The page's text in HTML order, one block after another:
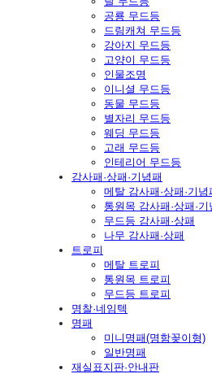
공룡 무드등
드림캐쳐 무드등
강아지 무드등
고양이 무드등
인물조명
이니셜 무드등
동물 무드등
별자리 무드등
웨딩 무드등
고래 무드등
인테리어 무드등
감사패·상패·기념패
메탈 감사패·상패·기념
통원목 감사패·상패·기
무드등 감사패·상패
나무 감사패·상패
트로피
메탈 트로피
통원목 트로피
무드등 트로피
명찰·네임텍
명패
미니명패(명함꽂이형)
일반명패
재실표지판·안내판